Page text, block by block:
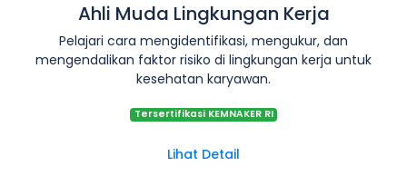
Ahli Muda Lingkungan Kerja
Pelajari cara mengidentifikasi, mengukur, dan
mengendalikan faktor risiko di lingkungan kerja untuk
kesehatan karyawan.
Tersertifikasi KEMNAKER RI
Lihat Detail